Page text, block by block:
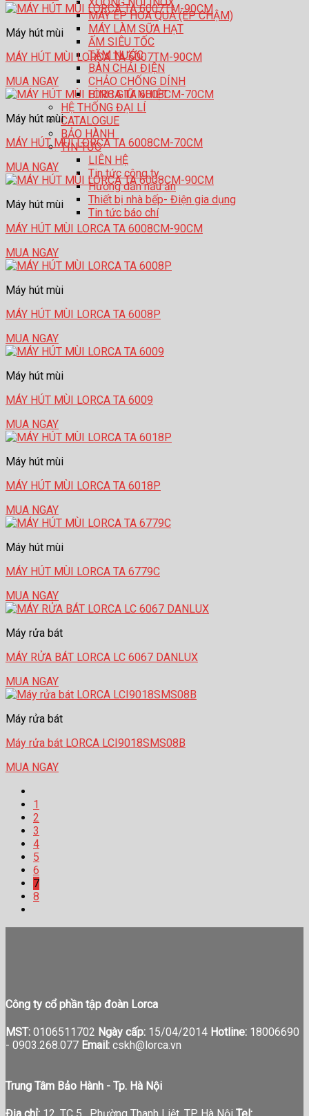
MÁY ÉP HOA QUẢ (ÉP CHẬM)
MÁY LÀM SỮA HẠT
ẤM SIÊU TỐC
TĂM NƯỚC
BÀN CHẢI ĐIỆN
CHẢO CHỐNG DÍNH
BÌNH GIỮ NHIỆT
HỆ THỐNG ĐẠI LÍ
CATALOGUE
BẢO HÀNH
TIN TỨC
LIÊN HỆ
Tin tức công ty
Hướng dẫn nấu ăn
Thiết bị nhà bếp- Điện gia dụng
Tin tức báo chí
Máy hút mùi
MÁY HÚT MÙI LORCA TA 6007TM-90CM
MUA NGAY
Máy hút mùi
MÁY HÚT MÙI LORCA TA 6008CM-70CM
MUA NGAY
Máy hút mùi
MÁY HÚT MÙI LORCA TA 6008CM-90CM
MUA NGAY
Máy hút mùi
MÁY HÚT MÙI LORCA TA 6008P
MUA NGAY
Máy hút mùi
MÁY HÚT MÙI LORCA TA 6009
MUA NGAY
Máy hút mùi
MÁY HÚT MÙI LORCA TA 6018P
MUA NGAY
Máy hút mùi
MÁY HÚT MÙI LORCA TA 6779C
MUA NGAY
Máy rửa bát
MÁY RỬA BÁT LORCA LC 6067 DANLUX
MUA NGAY
Máy rửa bát
Máy rửa bát LORCA LCI9018SMS08B
MUA NGAY
1
2
3
4
5
6
7
8
Công ty cổ phần tập đoàn Lorca
MST: 0106511702 Ngày cấp: 15/04/2014 Hotline: 18006690
- 0903.268.077 Email: cskh@lorca.vn
Trung Tâm Bảo Hành - Tp. Hà Nội